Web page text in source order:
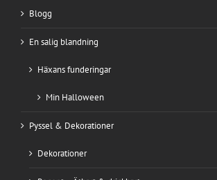
Blogg
En salig blandning
Häxans funderingar
Min Halloween
Pyssel & Dekorationer
Dekorationer